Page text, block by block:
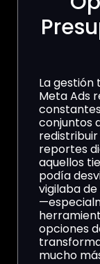
La gestión
Meta Ads
conjuntos
reportes
aquellos
podía
vigilaba
opciones
mucho